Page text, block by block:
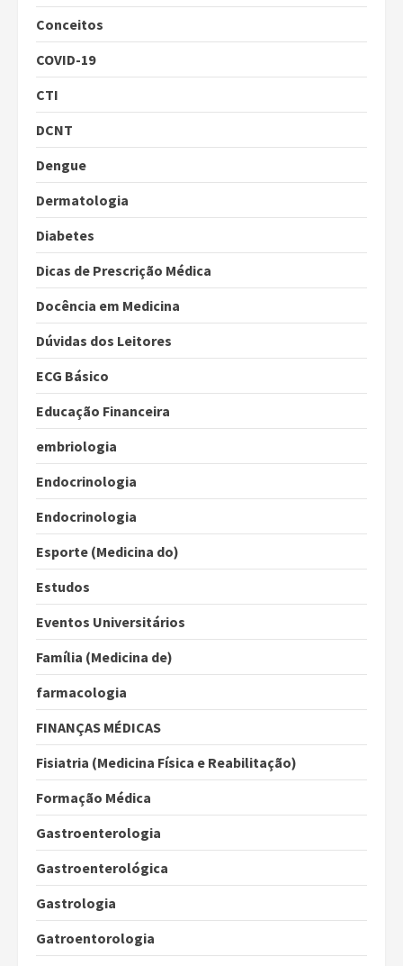
Conceitos
COVID-19
CTI
DCNT
Dengue
Dermatologia
Diabetes
Dicas de Prescrição Médica
Docência em Medicina
Dúvidas dos Leitores
ECG Básico
Educação Financeira
embriologia
Endocrinologia
Endocrinologia
Esporte (Medicina do)
Estudos
Eventos Universitários
Família (Medicina de)
farmacologia
FINANÇAS MÉDICAS
Fisiatria (Medicina Física e Reabilitação)
Formação Médica
Gastroenterologia
Gastroenterológica
Gastrologia
Gatroentorologia